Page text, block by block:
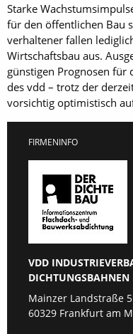
Starke
für den öffentlichen Bau
verhaltener fallen
Wirtschaftsbau aus.
günstigen Prognosen für
des vdd – trotz der
vorsichtig optimistisch
FIRMENINFO
VDD
DICHTUNGSBAHNEN
Mainzer Landstraße
60329 Frankfurt am